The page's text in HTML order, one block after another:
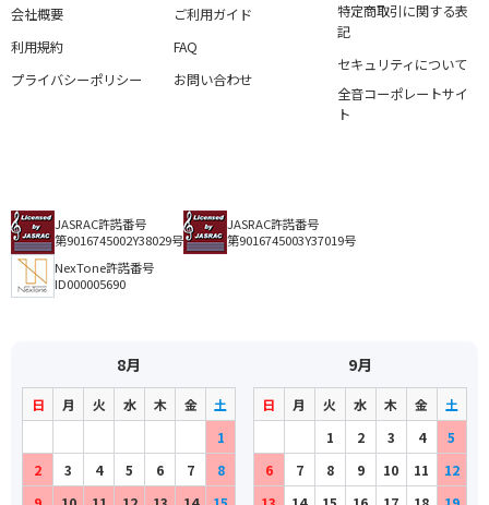
会社概要
利用規約
プライバシーポリシー
ご利用ガイド
FAQ
お問い合わせ
特定商取引に関する表
記
セキュリティについて
全音コーポレートサイ
ト
JASRAC許諾番号
第9016745002Y38029号
JASRAC許諾番号
第9016745003Y37019号
NexTone許諾番号
ID000005690
8月
日 月 火 水 木 金
土
1
2
3 4 5 6 7
8
9月
日 月 火 水 木 金
土
1
2 3 4
5
6
7 8 9 10 11
12